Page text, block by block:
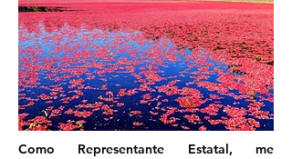
Como Representante Estatal, me